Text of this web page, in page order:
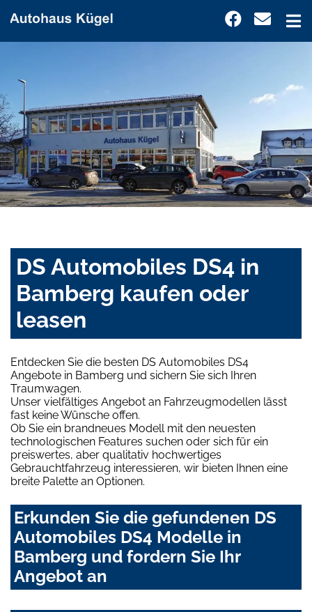
DS Automobiles DS4 in
Bamberg kaufen oder
leasen
Entdecken Sie die besten DS Automobiles DS4
Angebote in Bamberg und sichern Sie sich Ihren
Traumwagen.
Unser vielfältiges Angebot an Fahrzeugmodellen lässt
fast keine Wünsche offen.
Ob Sie ein brandneues Modell mit den neuesten
technologischen Features suchen oder sich für ein
preiswertes, aber qualitativ hochwertiges
Gebrauchtfahrzeug interessieren, wir bieten Ihnen eine
breite Palette an Optionen.
Erkunden Sie die gefundenen DS
Automobiles DS4 Modelle in
Bamberg und fordern Sie Ihr
Angebot an